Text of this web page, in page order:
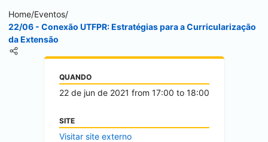
Home/Eventos/
22/06 - Conexão UTFPR: Estratégias para a Curricularização
da Extensão
QUANDO
22 de jun de 2021 from 17:00 to 18:00
SITE
Visitar site externo